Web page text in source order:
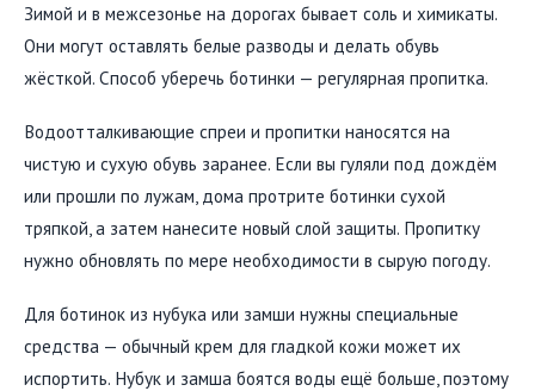
Зимой и в межсезонье на дорогах бывает соль и химикаты.
Они могут оставлять белые разводы и делать обувь
жёсткой. Способ уберечь ботинки — регулярная пропитка.
Водоотталкивающие спреи и пропитки наносятся на
чистую и сухую обувь заранее. Если вы гуляли под дождём
или прошли по лужам, дома протрите ботинки сухой
тряпкой, а затем нанесите новый слой защиты. Пропитку
нужно обновлять по мере необходимости в сырую погоду.
Для ботинок из нубука или замши нужны специальные
средства — обычный крем для гладкой кожи может их
испортить. Нубук и замша боятся воды ещё больше, поэтому